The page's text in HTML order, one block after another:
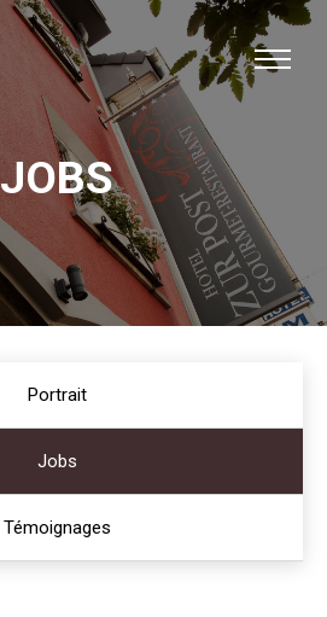
JOBS
Portrait
Jobs
Témoignages